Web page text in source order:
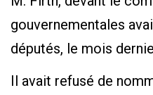
gouvernementales
députés, le mois
Il avait refusé de